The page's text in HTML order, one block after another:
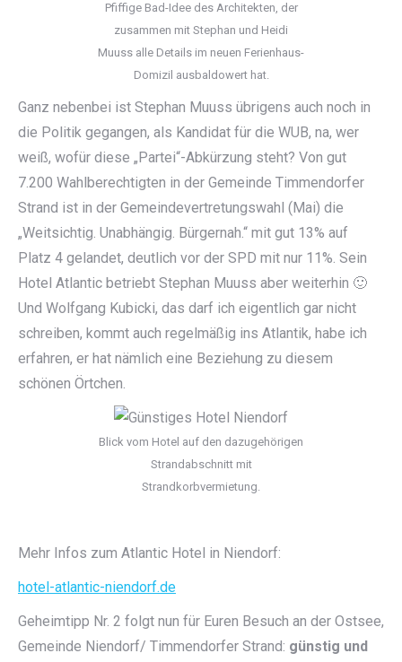
Pfiffige Bad-Idee des Architekten, der
zusammen mit Stephan und Heidi
Muuss alle Details im neuen Ferienhaus-
Domizil ausbaldowert hat.
Ganz nebenbei ist Stephan Muuss übrigens auch noch in
die Politik gegangen, als Kandidat für die WUB, na, wer
weiß, wofür diese „Partei“-Abkürzung steht? Von gut
7.200 Wahlberechtigten in der Gemeinde Timmendorfer
Strand ist in der Gemeindevertretungswahl (Mai) die
„Weitsichtig. Unabhängig. Bürgernah.“ mit gut 13% auf
Platz 4 gelandet, deutlich vor der SPD mit nur 11%. Sein
Hotel Atlantic betriebt Stephan Muuss aber weiterhin 🙂
Und Wolfgang Kubicki, das darf ich eigentlich gar nicht
schreiben, kommt auch regelmäßig ins Atlantik, habe ich
erfahren, er hat nämlich eine Beziehung zu diesem
schönen Örtchen.
Blick vom Hotel auf den dazugehörigen
Strandabschnitt mit
Strandkorbvermietung.
Mehr Infos zum Atlantic Hotel in Niendorf:
hotel-atlantic-niendorf.de
Geheimtipp Nr. 2 folgt nun für Euren Besuch an der Ostsee,
Gemeinde Niendorf/ Timmendorfer Strand: günstig und